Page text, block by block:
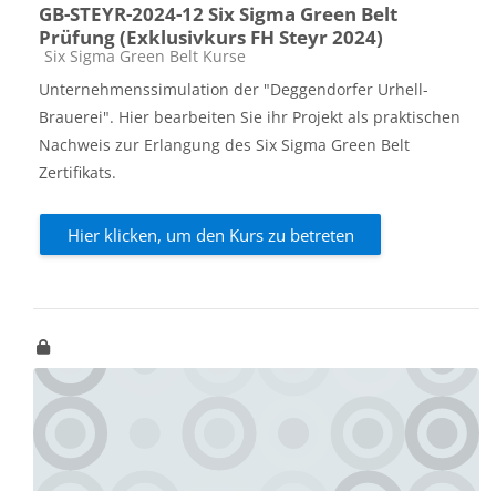
GB-STEYR-2024-12 Six Sigma Green Belt
Prüfung (Exklusivkurs FH Steyr 2024)
Kursbereich
Six Sigma Green Belt Kurse
Unternehmenssimulation der "Deggendorfer Urhell-
Brauerei". Hier bearbeiten Sie ihr Projekt als praktischen
Nachweis zur Erlangung des Six Sigma Green Belt
Zertifikats.
Hier klicken, um den Kurs zu betreten